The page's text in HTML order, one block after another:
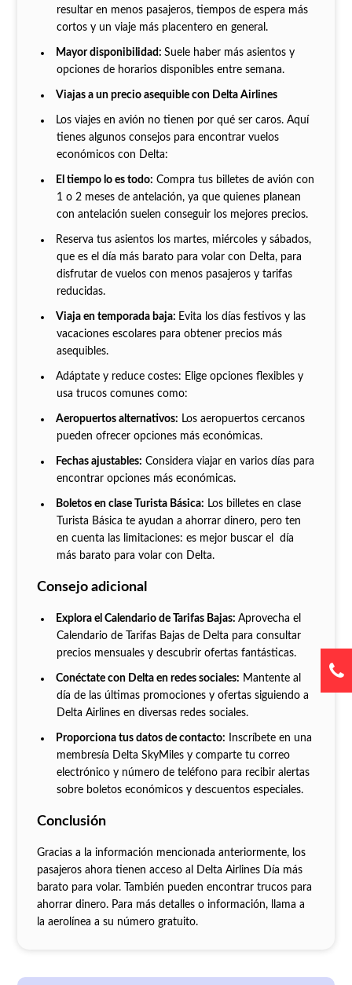
resultar en menos pasajeros, tiempos de espera más
cortos y un viaje más placentero en general.
Mayor disponibilidad:Suele haber más asientos y
opciones de horarios disponibles entre semana.
Viajas a un precio asequible con Delta Airlines
Los viajes en avión no tienen por qué ser caros. Aquí
tienes algunos consejos para encontrar vuelos
económicos con Delta:
El tiempo lo es todo: Compra tus billetes de avión con
1 o 2 meses de antelación, ya que quienes planean
con antelación suelen conseguir los mejores precios.
Reserva tus asientos los martes, miércoles y sábados,
que es el día más barato para volar con Delta, para
disfrutar de vuelos con menos pasajeros y tarifas
reducidas.
Viaja en temporada baja: Evita los días festivos y las
vacaciones escolares para obtener precios más
asequibles.
Adáptate y reduce costes: Elige opciones flexibles y
usa trucos comunes como:
Aeropuertos alternativos: Los aeropuertos cercanos
pueden ofrecer opciones más económicas.
Fechas ajustables: Considera viajar en varios días para
encontrar opciones más económicas.
Boletos en clase Turista Básica: Los billetes en clase
Turista Básica te ayudan a ahorrar dinero, pero ten
en cuenta las limitaciones: es mejor buscar el día
más barato para volar con Delta.
Consejo adicional
Explora el Calendario de Tarifas Bajas:Aprovecha el
Calendario de Tarifas Bajas de Delta para consultar
precios mensuales y descubrir ofertas fantásticas.
Conéctate con Delta en redes sociales: Mantente al
día de las últimas promociones y ofertas siguiendo a
Delta Airlines en diversas redes sociales.
Proporciona tus datos de contacto: Inscríbete en una
membresía Delta SkyMiles y comparte tu correo
electrónico y número de teléfono para recibir alertas
sobre boletos económicos y descuentos especiales.
Conclusión
Gracias a la información mencionada anteriormente, los
pasajeros ahora tienen acceso al Delta Airlines Día más
barato para volar. También pueden encontrar trucos para
ahorrar dinero. Para más detalles o información, llama a
la aerolínea a su número gratuito.